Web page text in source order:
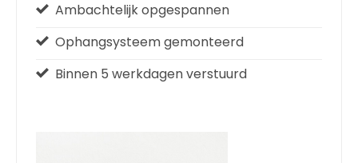
Ambachtelijk opgespannen
Ophangsysteem gemonteerd
Binnen 5 werkdagen verstuurd